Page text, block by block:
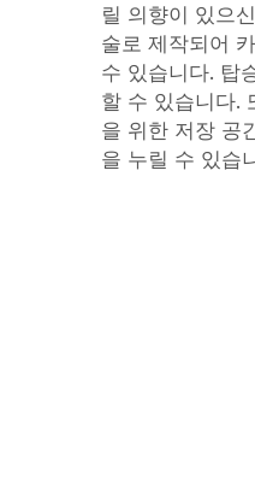
릴 의향이 있으
술로 제작되어
수 있습니다. 탑
할 수 있습니다.
을 위한 저장 공
을 누릴 수 있습